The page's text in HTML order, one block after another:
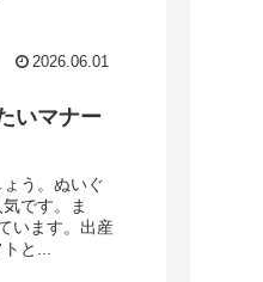
2026.06.01
いマナー
う。ぬいぐ
です。ま
います。出産
と...